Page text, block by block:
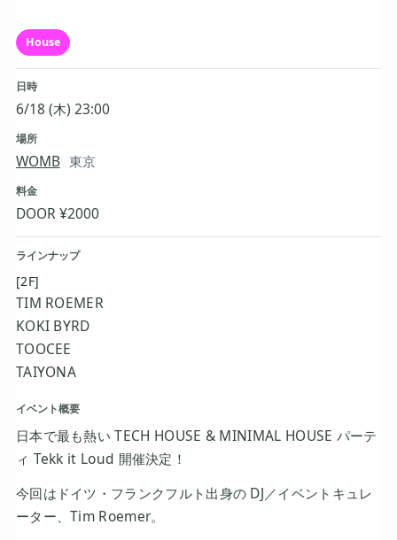
House
日時
6/18 (木) 23:00
場所
WOMB 東京
料金
DOOR ¥2000
ラインナップ
[2F]
TIM ROEMER
KOKI BYRD
TOOCEE
TAIYONA
イベント概要
日本で最も熱い TECH HOUSE & MINIMAL HOUSE パーテ
ィ Tekk it Loud 開催決定！
今回はドイツ・フランクフルト出身の DJ／イベントキュレ
ーター、Tim Roemer。